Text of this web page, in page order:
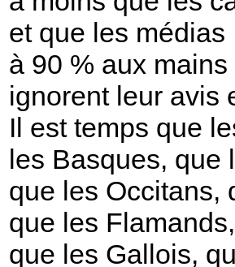
et que les médias
à 90 % aux
ignorent leur avis
Il est temps que
les Basques, que
que les Occitans,
que les
que les Gallois,